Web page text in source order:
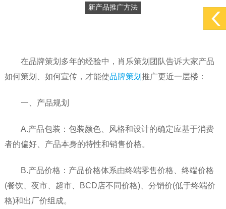
新产品推广方法
在品牌策划多年的经验中，肖乐策划团队告诉大家产品
如何策划、如何宣传，才能使品牌策划 推广更近一层楼：
一、产品规划
A.产品包装：包装颜色、风格和设计的确定应基于消费
者的偏好、产品本身的特性和销售价格。
B.产品价格：产品价格体系由终端零售价格、终端价格
(餐饮、夜市、超市、BCD店不同价格)、分销价(低于终端价
格)和出厂价组成。